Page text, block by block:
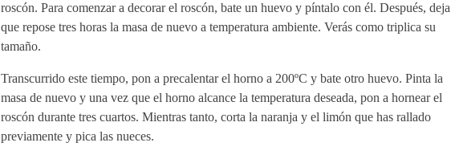
roscón. Para comenzar a decorar el roscón, bate un huevo y píntalo con él. Después, deja
que repose tres horas la masa de nuevo a temperatura ambiente. Verás como triplica su
tamaño.
Transcurrido este tiempo, pon a precalentar el horno a 200ºC y bate otro huevo. Pinta la
masa de nuevo y una vez que el horno alcance la temperatura deseada, pon a hornear el
roscón durante tres cuartos. Mientras tanto, corta la naranja y el limón que has rallado
previamente y pica las nueces.